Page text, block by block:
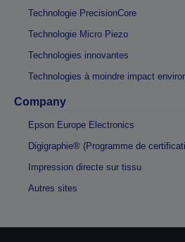
Technologie PrecisionCore
Technologie Micro Piezo
Technologies innovantes
Technologies à moindre impact
Company
Epson Europe Electronics
Digigraphie® (Programme de
Impression directe sur tissu
Autres sites